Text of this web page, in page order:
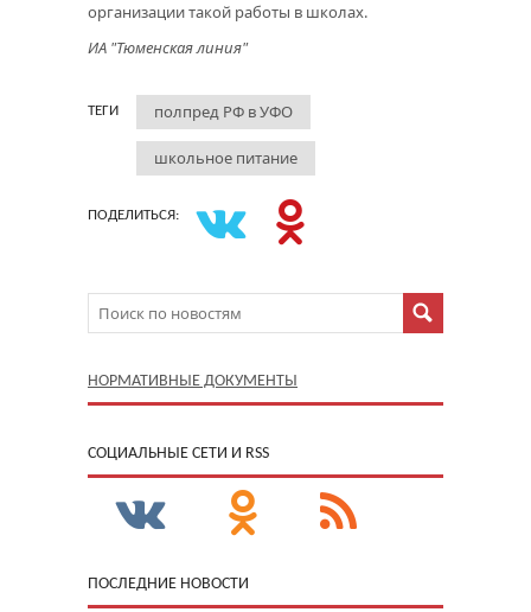
организации такой работы в школах.
ИА "Тюменская линия"
ТЕГИ полпред РФ в УФО
школьное питание
ПОДЕЛИТЬСЯ:
НОРМАТИВНЫЕ ДОКУМЕНТЫ
CОЦИАЛЬНЫЕ СЕТИ И RSS
ПОСЛЕДНИЕ НОВОСТИ